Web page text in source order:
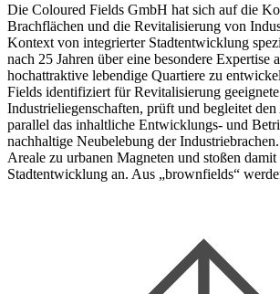
Die Coloured Fields GmbH hat sich auf die
Brachflächen und die Revitalisierung von
Kontext von integrierter Stadtentwicklung
nach 25 Jahren über eine besondere Expertise
hochattraktive lebendige Quartiere zu
Fields identifiziert für Revitalisierung
Industrieliegenschaften, prüft und begleitet
parallel das inhaltliche Entwicklungs- und
nachhaltige Neubelebung der
Areale zu urbanen Magneten und stoßen
Stadtentwicklung an. Aus „brownfields“